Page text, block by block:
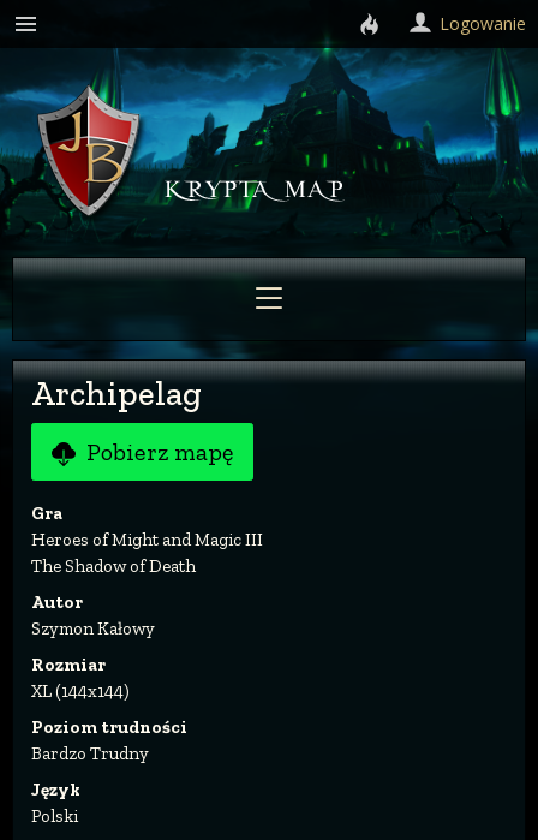
Archipelag
Pobierz mapę
Gra
Heroes of Might and Magic III
The Shadow of Death
Autor
Szymon Kałowy
Rozmiar
XL (144x144)
Poziom trudności
Bardzo Trudny
Język
Polski
Logowanie